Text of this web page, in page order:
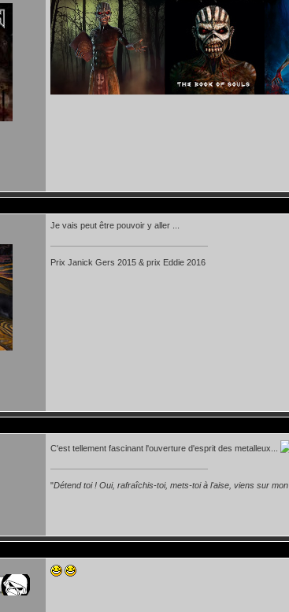
Je vais peut être pouvoir y aller ...
Prix Janick Gers 2015 & prix Eddie 2016
C'est tellement fascinant l'ouverture d'esprit des metalleux...
"Détend toi ! Oui, rafraîchis-toi, mets-toi à l'aise, viens sur